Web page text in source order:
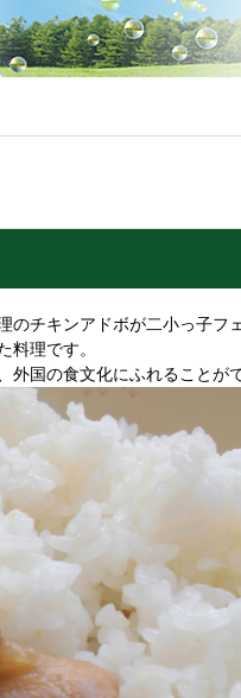
チキンアドボが二小っ子フ
料理です。
国の食文化にふれることが